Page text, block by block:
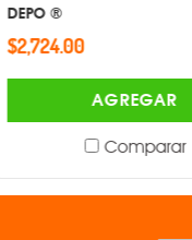
AGREGAR
Comparar